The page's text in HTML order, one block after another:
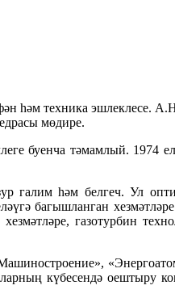
һәм техника эшлеклесе.
мөдире.
буенча тәмамлый. 1974
галим һәм белгеч. Ул
багышланган
газотурбин
күбесендә оештыру